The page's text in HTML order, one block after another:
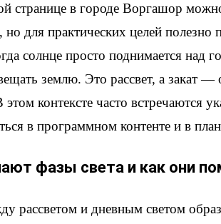
странице в городе Воргашор
но для практических целей полезно
солнце просто поднимается над
землю. Это рассвет, а закат
контексте часто встречаются
в программном контенте и в
фазы света и как они
рассветом и дневным светом